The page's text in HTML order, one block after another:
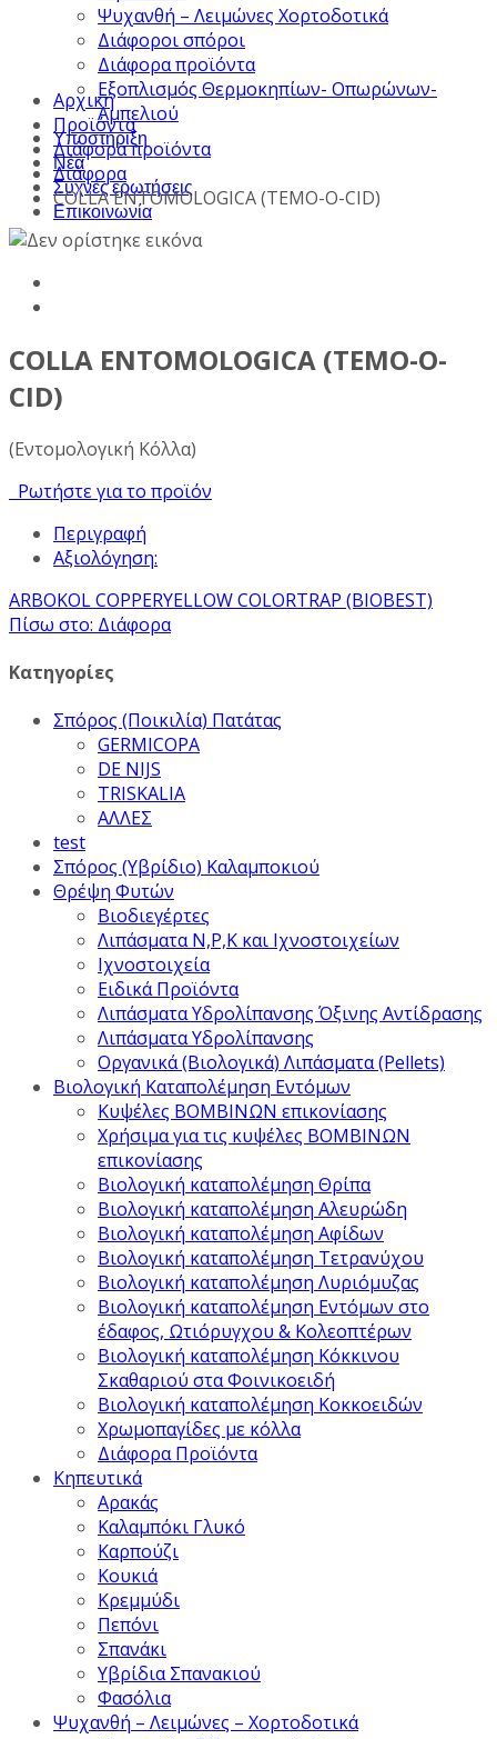
Ψυχανθή – Λειμώνες Χορτοδοτικά
Διάφοροι σπόροι
Διάφορα προϊόντα
Εξοπλισμός Θερμοκηπίων- Οπωρώνων-
Αμπελιού
Υποστήριξη
Νέα
Συχνές ερωτήσεις
Επικοινωνία
Αρχική
Προϊόντα
Διάφορα προϊόντα
Διάφορα
COLLA ENTOMOLOGICA (TEMO-O-CID)
COLLA ENTOMOLOGICA (TEMO-O-
CID)
(Εντομολογική Κόλλα)
Ρωτήστε για το προϊόν
Περιγραφή
Αξιολόγηση:
ARBOKOL COPPERYELLOW COLORTRAP (BIOBEST)
Πίσω στο: Διάφορα
Κατηγορίες
Σπόρος (Ποικιλία) Πατάτας
GERMICOPA
DE NIJS
TRISKALIA
ΑΛΛΕΣ
test
Σπόρος (Υβρίδιο) Καλαμποκιού
Θρέψη Φυτών
Βιοδιεγέρτες
Λιπάσματα Ν,Ρ,Κ και Ιχνοστοιχείων
Ιχνοστοιχεία
Ειδικά Προϊόντα
Λιπάσματα Υδρολίπανσης Όξινης Αντίδρασης
Λιπάσματα Υδρολίπανσης
Οργανικά (Βιολογικά) Λιπάσματα (Pellets)
Βιολογική Καταπολέμηση Εντόμων
Κυψέλες ΒΟΜΒΙΝΩΝ επικονίασης
Χρήσιμα για τις κυψέλες ΒΟΜΒΙΝΩΝ
επικονίασης
Βιολογική καταπολέμηση Θρίπα
Βιολογική καταπολέμηση Αλευρώδη
Βιολογική καταπολέμηση Αφίδων
Βιολογική καταπολέμηση Τετρανύχου
Βιολογική καταπολέμηση Λυριόμυζας
Βιολογική καταπολέμηση Εντόμων στο
έδαφος, Ωτιόρυγχου & Κολεοπτέρων
Βιολογική καταπολέμηση Κόκκινου
Σκαθαριού στα Φοινικοειδή
Βιολογική καταπολέμηση Κοκκοειδών
Χρωμοπαγίδες με κόλλα
Διάφορα Προϊόντα
Κηπευτικά
Αρακάς
Καλαμπόκι Γλυκό
Καρπούζι
Κουκιά
Κρεμμύδι
Πεπόνι
Σπανάκι
Υβρίδια Σπανακιού
Φασόλια
Ψυχανθή – Λειμώνες – Χορτοδοτικά